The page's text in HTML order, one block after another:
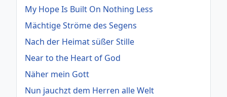
My Hope Is Built On Nothing Less
Mächtige Ströme des Segens
Nach der Heimat süßer Stille
Near to the Heart of God
Näher mein Gott
Nun jauchzt dem Herren alle Welt